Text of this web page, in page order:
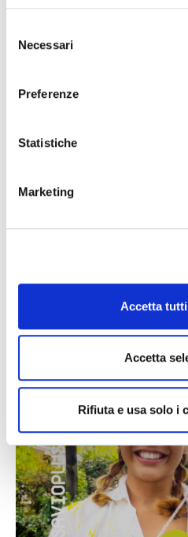
delNecessari
Preferenze
Statistiche
Marketing
Accetta
Accetta
Rifiuta e usa solo i
Creative Kids n. 4